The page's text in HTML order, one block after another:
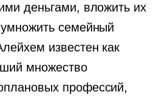
деньгами, вложить их
семейный
известен как
множество
профессий,